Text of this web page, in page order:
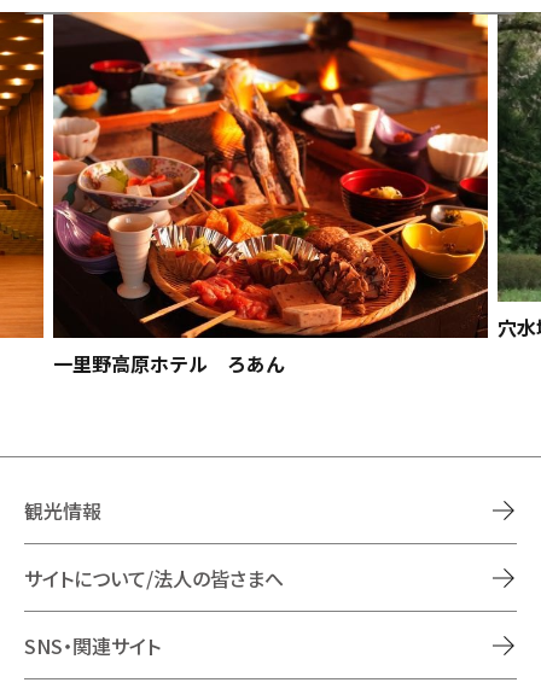
一里野高原ホテル ろあん
穴
観光情報
サイトについて/法人の皆さまへ
SNS・関連サイト